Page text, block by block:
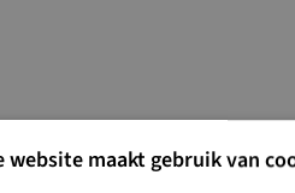
website maakt gebruik van